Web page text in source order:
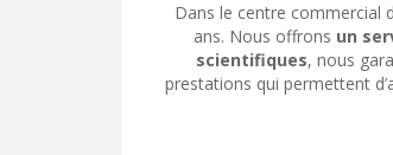
Dans le centre commercial
ans. Nous offrons un
scientifiques, nous
prestations qui permettent